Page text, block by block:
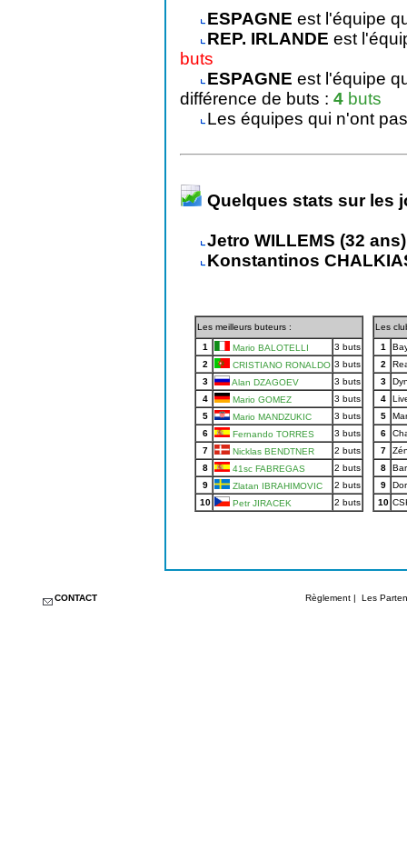
ESPAGNE est l'équipe
REP. IRLANDE est
buts
ESPAGNE est l'équipe
différence de buts : 4buts
Les équipes qui n'ont
Quelques stats sur les
Jetro WILLEMS (32 ans)
Konstantinos
Les meilleurs buteurs :
1
Mario BALOTELLI
3 buts
2
CRISTIANO RONALDO 3 buts
3
Alan DZAGOEV
3 buts
4
Mario GOMEZ
3 buts
5
Mario MANDZUKIC
3 buts
6
Fernando TORRES
3 buts
7
Nicklas BENDTNER
2 buts
8
41sc FABREGAS
2 buts
9
Zlatan IBRAHIMOVIC
2 buts
10
Petr JIRACEK 2 buts
Les
1
2
3
4
5
6
7
8
9
10
CONTACT Règlement | Les